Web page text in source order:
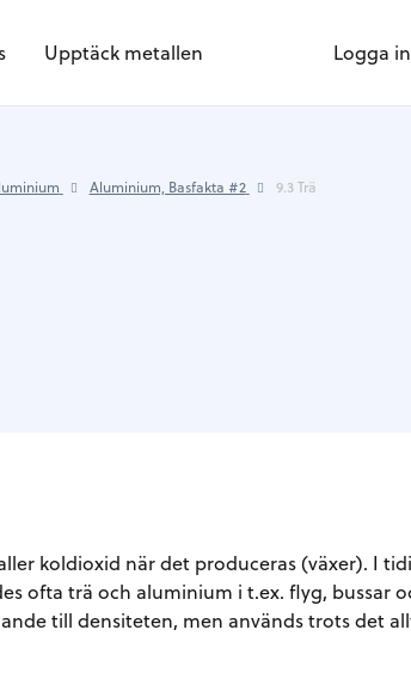
Upptäck metallen Logga in
Aluminium, Basfakta #2 9.3 Trä
koldioxid när det produceras (växer). I
ofta trä och aluminium i t.ex. flyg, bussar
till densiteten, men används trots det